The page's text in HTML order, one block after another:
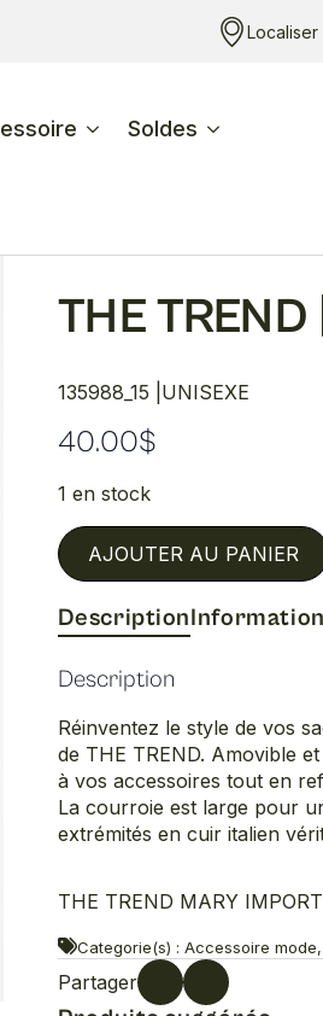
Localiser
Soldes
THE TREND
135988_15 | UNISEXE
40.00$
1 en stock
AJOUTER AU PANIER
Description
Description
Réinventez le style de vos
de THE TREND. Amovible
à vos accessoires tout en
La courroie est large pour
extrémités en cuir italien
THE TREND MARY
Categorie(s) : Accessoire
Partager